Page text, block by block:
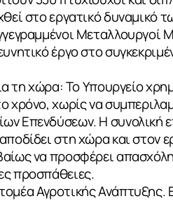
στο εργατικό δυναμικό
έργο στο
τη χώρα: Το Υπουργείο
χρόνο, χωρίς να
Επενδύσεων. Η συνολική
στη χώρα και στον
να προσφέρει
προσπάθειες.
Αγροτικής Ανάπτυξης.